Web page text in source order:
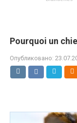
Pourquoi un
Опубликовано: